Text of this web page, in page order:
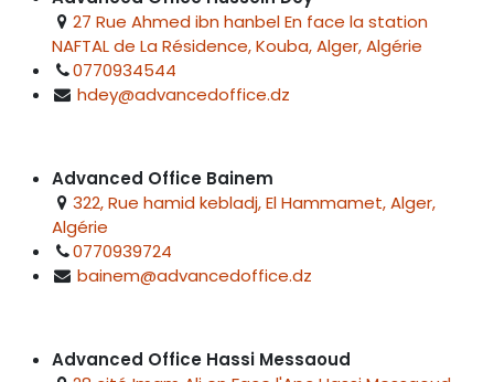
27 Rue Ahmed ibn hanbel En face la station
NAFTAL de La Résidence, Kouba, Alger, Algérie
0770934544
hdey@advancedoffice.dz
Advanced Office Bainem
322, Rue hamid kebladj, El Hammamet, Alger,
Algérie
0770939724
bainem@advancedoffice.dz
Advanced Office Hassi Messaoud